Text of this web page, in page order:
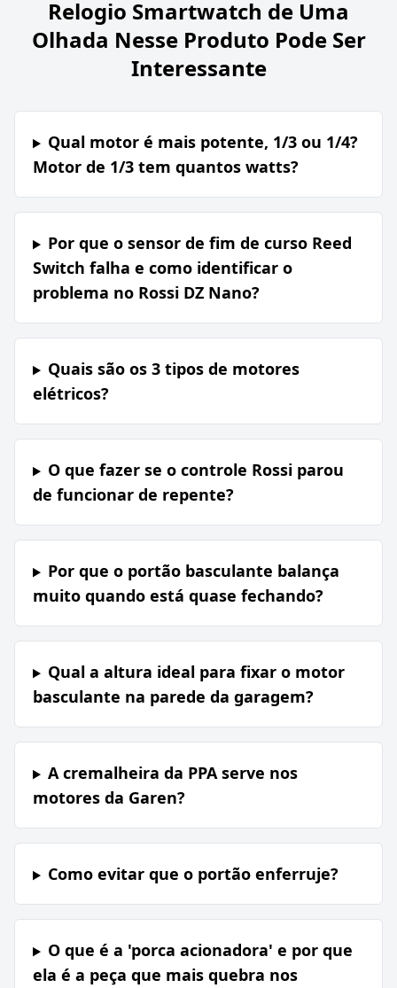
Relogio Smartwatch de Uma
Olhada Nesse Produto Pode Ser
Interessante
Qual motor é mais potente, 1/3 ou 1/4?
Motor de 1/3 tem quantos watts?
Por que o sensor de fim de curso Reed
Switch falha e como identificar o
problema no Rossi DZ Nano?
Quais são os 3 tipos de motores
elétricos?
O que fazer se o controle Rossi parou
de funcionar de repente?
Por que o portão basculante balança
muito quando está quase fechando?
Qual a altura ideal para fixar o motor
basculante na parede da garagem?
A cremalheira da PPA serve nos
motores da Garen?
Como evitar que o portão enferruje?
O que é a 'porca acionadora' e por que
ela é a peça que mais quebra nos